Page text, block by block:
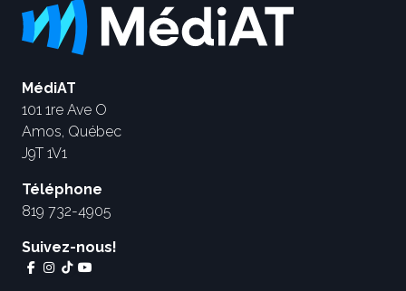
MédiAT
101 1re Ave O
Amos, Québec
J9T 1V1
Téléphone
819 732-4905
Suivez-nous!